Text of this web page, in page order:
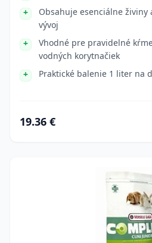
Obsahuje esenciálne
vývoj
Vhodné pre pravidelné
vodných korytnačiek
Praktické balenie 1 liter na
19.36 €